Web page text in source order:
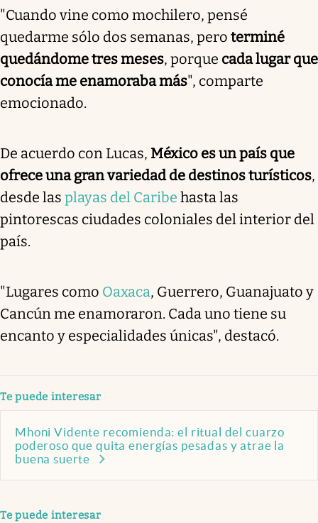
"Cuando vine como mochilero, pensé
quedarme sólo dos semanas, pero terminé
quedándome tres meses, porque cada lugar que
conocía me enamoraba más", comparte
emocionado.
De acuerdo con Lucas, México es un país que
ofrece una gran variedad de destinos turísticos,
desde las playas del Caribe hasta las
pintorescas ciudades coloniales del interior del
país.
"Lugares como Oaxaca, Guerrero, Guanajuato y
Cancún me enamoraron. Cada uno tiene su
encanto y especialidades únicas", destacó.
Te puede interesar
Mhoni Vidente recomienda: el ritual del cuarzo
poderoso que quita energías pesadas y atrae la
buena suerte
Te puede interesar